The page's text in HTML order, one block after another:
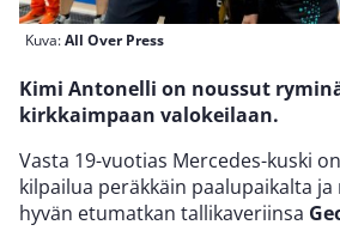
Kuva:All Over Press
Kimi Antonelli on noussut
kirkkaimpaan valokeilaan.
Vasta 19-vuotias Mercedes-kuski
kilpailua peräkkäin paalupaikalta
hyvän etumatkan tallikaveriinsa